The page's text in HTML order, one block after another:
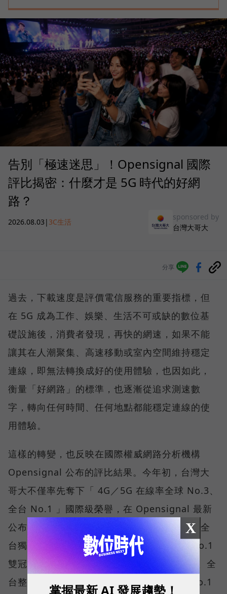
告別「極速迷思」！Opensignal 國際
評比揭密：什麼才是 5G 時代的好網
路？
2026.08.03 | 3C生活
sponsored by
台灣大哥大
分享
過去，下載速度是評價電信服務的重要指標，但
在 5G 成為工作、娛樂、生活不可或缺的數位基
礎設施後，消費者發現，再快的網速，如果不能
讓其在人潮聚集、高速移動或室內空間維持穩定
連線，即無法轉換成好的使用體驗，也因如此，
衡量「好網路」的標準，也逐漸從追求測速數
字，轉向任何時間、任何地點都能穩定連線的使
用體驗。
這樣的轉變，也反映在國際權威網路分析機構
Opensignal 公布的評比結果。今年初，台灣大
哥大不僅率先奪下「 4G／5G 在線率全球 No.3、
全台 No.1 」國際級榮譽，在 Opensignal 最新
公布的台灣行動網路體驗報告中，更一舉斬獲全
台獨有的「可靠性體驗」與「品質一致性」No.1
雙冠王，同時，包辦全台整體影音體驗 No.1、全
台整體語音體驗 No.1、全台 5G 語音體驗 No.1
X
掌握最新 AI 發展趨勢！